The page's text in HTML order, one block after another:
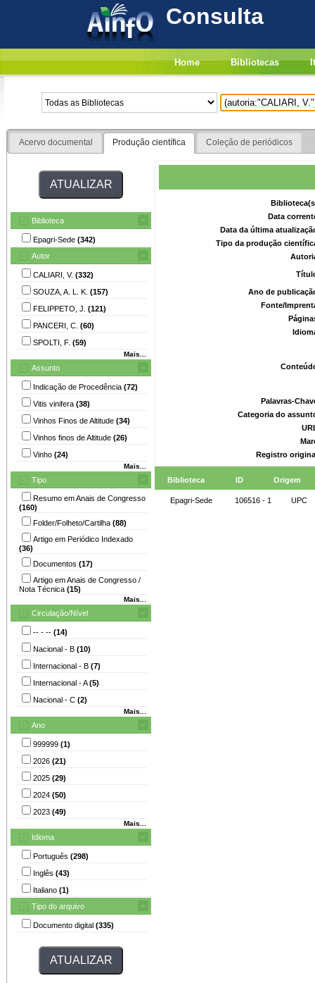
Consulta
Home Bibliotecas
Acervo documental Produção científica Coleção de periódicos
Biblioteca
Epagri-Sede (342)
Autor
CALIARI, V. (332)
SOUZA, A. L. K. (157)
FELIPPETO, J. (121)
PANCERI, C. (60)
SPOLTI, F. (59)
Mais...
Assunto
Indicação de Procedência (72)
Vitis vinifera (38)
Vinhos Finos de Altitude (34)
Vinhos finos de Altitude (26)
Vinho (24)
Mais...
Tipo
Resumo em Anais de Congresso
(160)
Folder/Folheto/Cartilha (88)
Artigo em Periódico Indexado
(36)
Documentos (17)
Artigo em Anais de Congresso /
Nota Técnica (15)
Mais...
Circulação/Nível
-- - -- (14)
Nacional - B (10)
Internacional - B (7)
Internacional - A(5)
Nacional - C (2)
Mais...
Ano
999999 (1)
2026 (21)
2025 (29)
2024 (50)
2023 (49)
Mais...
Idioma
Português (298)
Inglês (43)
Italiano (1)
Tipo do arquivo
Documento digital (335)
Data
Data da última
Tipo da produção
Ano de
Fonte/
Palavras-
Categoria do
Registro
Biblioteca ID Origem
Epagri-Sede 106516 - 1 UPC